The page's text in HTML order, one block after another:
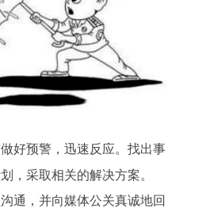
好预警，迅速反应。找出事
，采取相关的解决方案。
通，并向媒体公关真诚地回